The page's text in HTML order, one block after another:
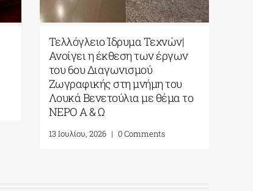
Τελλόγλειο Ίδρυμα Τεχνών|
Ανοίγει η έκθεση των έργων
του 6ου Διαγωνισμού
Ζωγραφικής στη μνήμη του
Λουκά Βενετούλια με θέμα το
ΝΕΡΟ Α & Ω
13 Ιουλίου, 2026 | 0 Comments